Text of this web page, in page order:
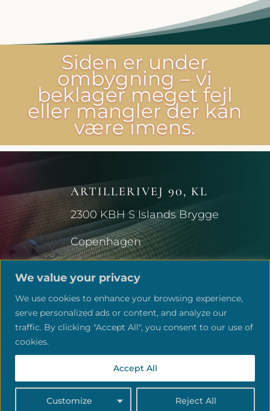
We value your privacy
We use cookies to enhance your browsing experience,
serve personalized ads or content, and analyze our
traffic. By clicking "Accept All", you consent to our use of
cookies.
Customize Reject All
Accept All
Siden er under
ombygning – vi
beklager meget fejl
eller mangler der kan
være imens.
ARTILLERIVEJ 90, KL
2300 KBH S Islands Brygge
Copenhagen
Vintage Stofstue